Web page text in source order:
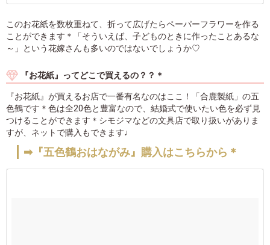
このお花紙を数枚重ねて、折って広げたらペーパーフラワーを作る
ことができます＊「そういえば、子どものときに作ったことあるな
～」という花嫁さんも多いのではないでしょうか♡
『お花紙』ってどこで買えるの？？＊
『お花紙』が買えるお店で一番有名なのはここ！「合鹿製紙」の五
色鶴です＊色は全20色と豊富なので、結婚式で使いたい色を必ず見
つけることができます＊シモジマなどの文具店で取り扱いがありま
すが、ネットで購入もできます♩
➡︎『五色鶴おはながみ』購入はこちらから＊